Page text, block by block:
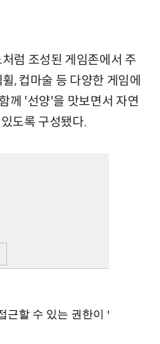
럼 조성된 게임존에서 주
, 컵마술 등 다양한 게임에
께 '선양'을 맛보면서 자연
도록 구성됐다.